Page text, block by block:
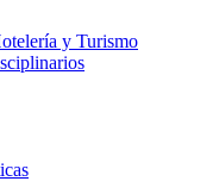
y Turismo